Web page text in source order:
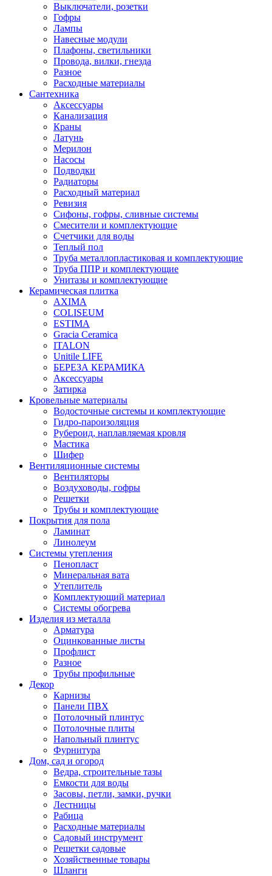
Выключатели, розетки
Гофры
Лампы
Навесные модули
Плафоны, светильники
Провода, вилки, гнезда
Разное
Расходные материалы
Сантехника
Аксессуары
Канализация
Краны
Латунь
Мерилон
Насосы
Подводки
Радиаторы
Расходный материал
Ревизия
Сифоны, гофры, сливные системы
Смесители и комплектующие
Счетчики для воды
Теплый пол
Труба металлопластиковая и комплектующие
Труба ППР и комплектующие
Унитазы и комплектующие
Керамическая плитка
AXIMA
COLISEUM
ESTIMA
Gracia Ceramica
ITALON
Unitile LIFE
БЕРЕЗА КЕРАМИКА
Аксессуары
Затирка
Кровельные материалы
Водосточные системы и комплектующие
Гидро-пароизоляция
Рубероид, наплавляемая кровля
Мастика
Шифер
Вентиляционные системы
Вентиляторы
Воздуховоды, гофры
Решетки
Трубы и комплектующие
Покрытия для пола
Ламинат
Линолеум
Системы утепления
Пенопласт
Минеральная вата
Утеплитель
Комплектующий материал
Системы обогрева
Изделия из металла
Арматура
Оцинкованные листы
Профлист
Разное
Трубы профильные
Декор
Карнизы
Панели ПВХ
Потолочный плинтус
Потолочные плиты
Напольный плинтус
Фурнитура
Дом, сад и огород
Ведра, строительные тазы
Емкости для воды
Засовы, петли, замки, ручки
Лестницы
Рабица
Расходные материалы
Садовый инструмент
Решетки садовые
Хозяйственные товары
Шланги